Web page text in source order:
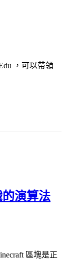
，可以帶領
演算法
區塊是正